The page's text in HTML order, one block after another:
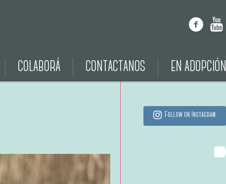
COLABORÁ CONTACTANOS EN ADOPCIÓN
Follow on Instagram